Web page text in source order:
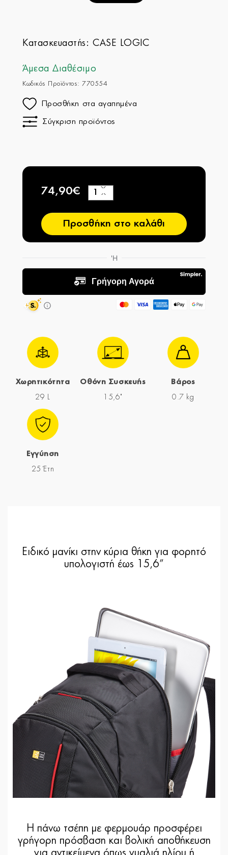
Κατασκευαστής:CASE LOGIC
Άμεσα Διαθέσιμο
Κωδικός Προϊόντος: 770554
Προσθήκη στα αγαπημένα
Σύγκριση προϊόντος
74,90€
−
+
Προσθήκη στο καλάθι
Χωρητικότητα
29 L
Οθόνη Συσκευής
15,6"
Βάρος
0.7 kg
Εγγύηση
25 Έτη
Ειδικό μανίκι στην κύρια θήκη για φορητό
υπολογιστή έως 15,6”
Η πάνω τσέπη με φερμουάρ προσφέρει
γρήγορη πρόσβαση και βολική αποθήκευση
για αντικείμενα όπως γυαλιά ηλίου ή